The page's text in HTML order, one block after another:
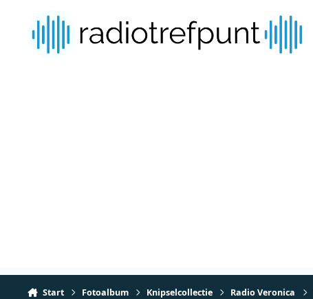
Start Fotoalbum Knipselcollectie Radio Veronica